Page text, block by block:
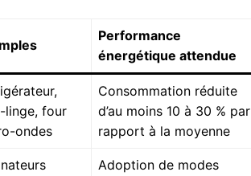
Performance
énergétique attendue
linge, four
ondes
Consommation réduite
d’au moins 10 à 30 % par
rapport à la moyenne
Adoption de modes